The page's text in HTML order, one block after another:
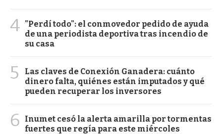
4 "Perdí todo": el conmovedor pedido de ayuda
de una periodista deportiva tras incendio de
su casa
5
Las claves de Conexión Ganadera: cuánto
dinero falta, quiénes están imputados y qué
pueden recuperar los inversores
6
Inumet cesó la alerta amarilla por tormentas
fuertes que regía para este miércoles